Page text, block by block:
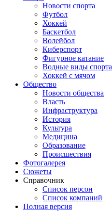
Новости спорта
Футбол
Хоккей
Баскетбол
Волейбол
Киберспорт
Фигурное катание
Водные виды спорта
Хоккей с мячом
Общество
Новости общества
Власть
Инфраструктура
История
Культура
Медицина
Образование
Происшествия
Фотогалерея
Сюжеты
Справочник
Список персон
Список компаний
Полная версия